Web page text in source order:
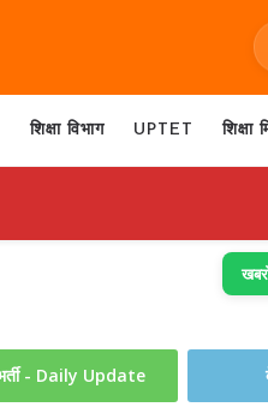
शिक्षा विभाग UPTET शिक्षा
- Daily Update